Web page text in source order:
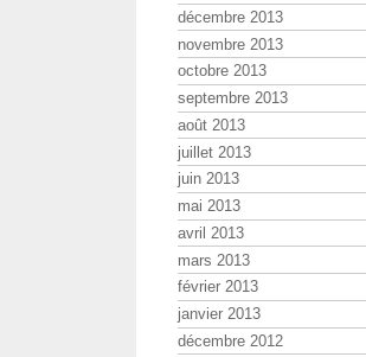
décembre 2013
novembre 2013
octobre 2013
septembre 2013
août 2013
juillet 2013
juin 2013
mai 2013
avril 2013
mars 2013
février 2013
janvier 2013
décembre 2012